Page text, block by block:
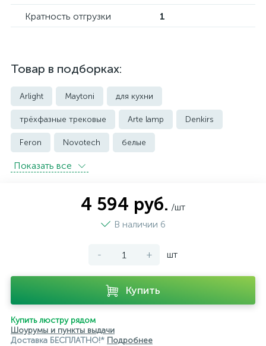
Кратность отгрузки
1
Товар в подборках:
Arlight Maytoni для кухни
трёхфазные трековые Arte lamp Denkirs
Feron Novotech белые
встраиваемые трековые
модульные трековые подвесные трековые
светильники для модульной системы
черные ЭРА Crystal Lux Ambrella
Показать всe
4 594 руб. /шт
В наличии 6
- + шт
Купить
Купить люстру рядом
Шоурумы и пункты выдачи
Доставка БЕСПЛАТНО!* Подробнее